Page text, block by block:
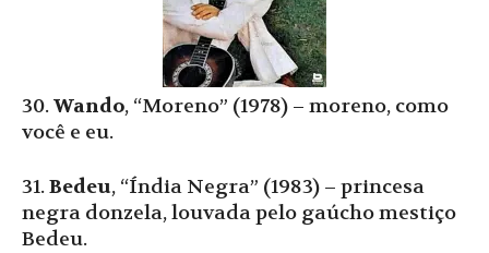
30.Wando, “Moreno” (1978) – moreno, como
você e eu.
31.Bedeu, “Índia Negra” (1983) – princesa
negra donzela, louvada pelo gaúcho mestiço
Bedeu.